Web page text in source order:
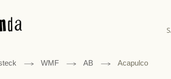
WMF AB Acapulco